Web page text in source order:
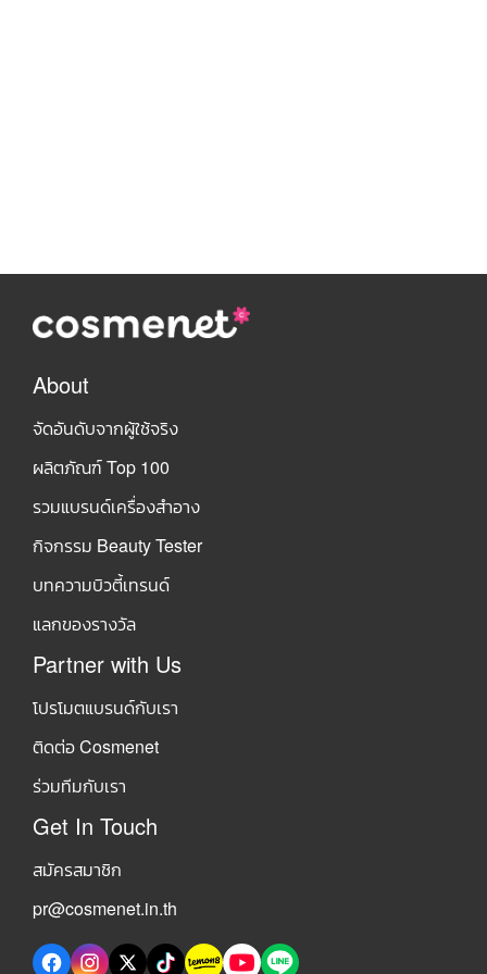
About
จัดอันดับจากผู้ใช้จริง
ผลิตภัณฑ์ Top 100
รวมแบรนด์เครื่องสำอาง
กิจกรรม Beauty Tester
บทความบิวตี้เทรนด์
แลกของรางวัล
Partner with Us
โปรโมตแบรนด์กับเรา
ติดต่อ Cosmenet
ร่วมทีมกับเรา
Get In Touch
สมัครสมาชิก
pr@cosmenet.in.th